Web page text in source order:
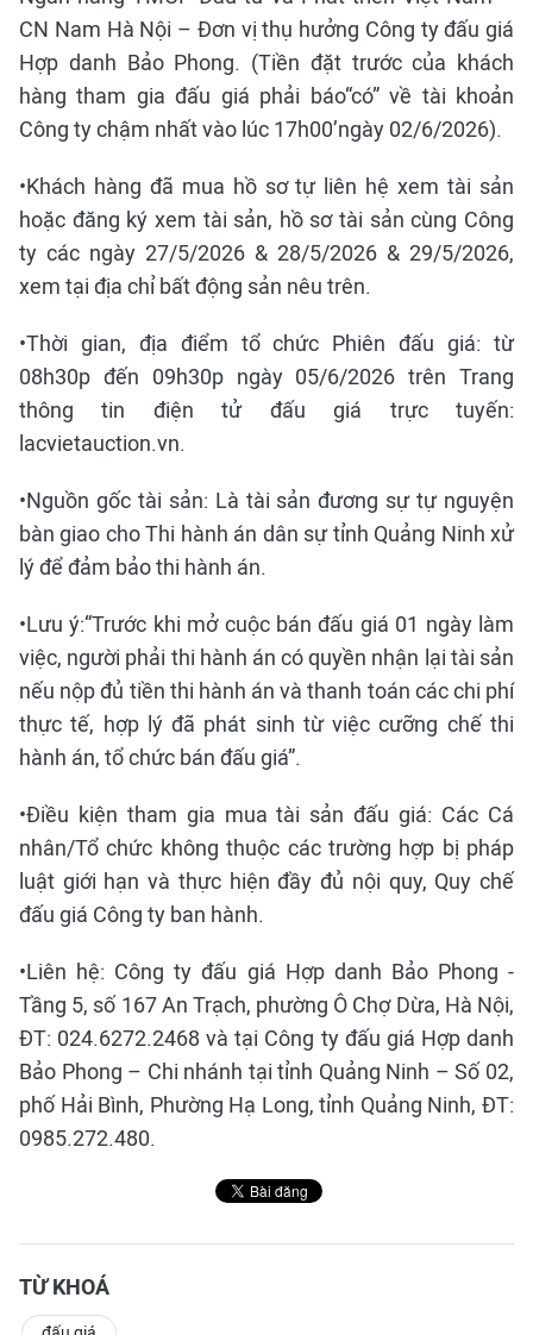
CN Nam Hà Nội – Đơn vị thụ hưởng Công ty đấu giá
Hợp danh Bảo Phong. (Tiền đặt trước của khách
hàng tham gia đấu giá phải báo“có” về tài khoản
Công ty chậm nhất vào lúc 17h00’ngày 02/6/2026).
•Khách hàng đã mua hồ sơ tự liên hệ xem tài sản
hoặc đăng ký xem tài sản, hồ sơ tài sản cùng Công
ty các ngày 27/5/2026 & 28/5/2026 & 29/5/2026,
xem tại địa chỉ bất động sản nêu trên.
•Thời gian, địa điểm tổ chức Phiên đấu giá: từ
08h30p đến 09h30p ngày 05/6/2026 trên Trang
thông tin điện tử đấu giá trực tuyến:
lacvietauction.vn.
•Nguồn gốc tài sản: Là tài sản đương sự tự nguyện
bàn giao cho Thi hành án dân sự tỉnh Quảng Ninh xử
lý để đảm bảo thi hành án.
•Lưu ý:“Trước khi mở cuộc bán đấu giá 01 ngày làm
việc, người phải thi hành án có quyền nhận lại tài sản
nếu nộp đủ tiền thi hành án và thanh toán các chi phí
thực tế, hợp lý đã phát sinh từ việc cưỡng chế thi
hành án, tổ chức bán đấu giá”.
•Điều kiện tham gia mua tài sản đấu giá: Các Cá
nhân/Tổ chức không thuộc các trường hợp bị pháp
luật giới hạn và thực hiện đầy đủ nội quy, Quy chế
đấu giá Công ty ban hành.
•Liên hệ: Công ty đấu giá Hợp danh Bảo Phong -
Tầng 5, số 167 An Trạch, phường Ô Chợ Dừa, Hà Nội,
ĐT: 024.6272.2468 và tại Công ty đấu giá Hợp danh
Bảo Phong – Chi nhánh tại tỉnh Quảng Ninh – Số 02,
phố Hải Bình, Phường Hạ Long, tỉnh Quảng Ninh, ĐT:
0985.272.480.
TỪ KHOÁ